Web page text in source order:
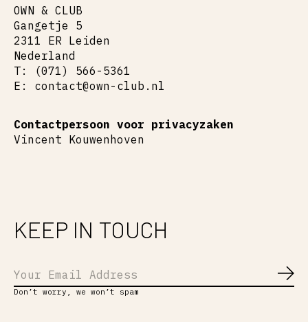
OWN & CLUB
Gangetje 5
2311 ER Leiden
Nederland
T: (071) 566-5361
E: contact@own-club.nl
Contactpersoon voor privacyzaken
Vincent Kouwenhoven
KEEP IN TOUCH
Don’t worry, we won’t spam